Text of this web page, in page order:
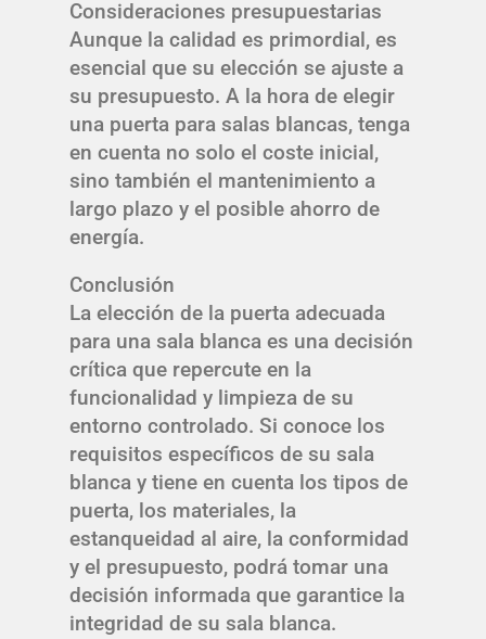
Consideraciones presupuestarias
Aunque la calidad es primordial, es
esencial que su elección se ajuste a
su presupuesto. A la hora de elegir
una puerta para salas blancas, tenga
en cuenta no solo el coste inicial,
sino también el mantenimiento a
largo plazo y el posible ahorro de
energía.
Conclusión
La elección de la puerta adecuada
para una sala blanca es una decisión
crítica que repercute en la
funcionalidad y limpieza de su
entorno controlado. Si conoce los
requisitos específicos de su sala
blanca y tiene en cuenta los tipos de
puerta, los materiales, la
estanqueidad al aire, la conformidad
y el presupuesto, podrá tomar una
decisión informada que garantice la
integridad de su sala blanca.